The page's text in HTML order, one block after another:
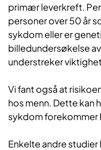
primær leverkreft.
personer over 50 år
sykdom eller er
billedundersøkelse
understreker
Vi fant også at
hos menn. Dette kan
sykdom forekommer
Enkelte andre studier